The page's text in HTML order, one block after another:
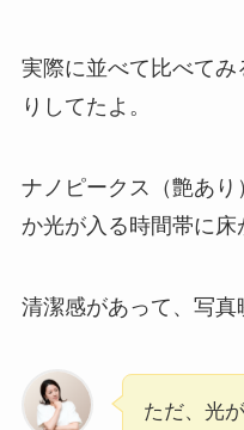
実際に並べて比べてみ
りしてたよ。
ナノピークス（艶あり
か光が入る時間帯に床
清潔感があって、写真
ただ、光